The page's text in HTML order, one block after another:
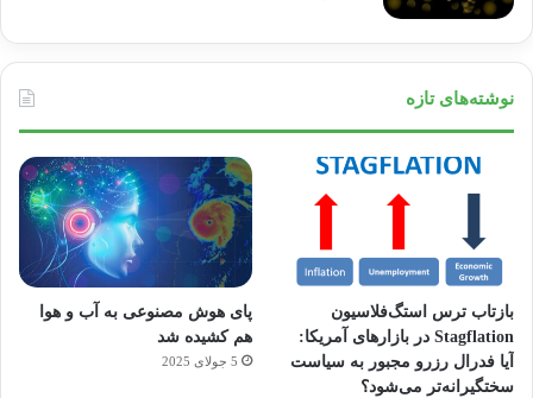
نوشته‌های تازه
بازتاب ترس استگ‌فلاسیون
Stagflation در بازارهای آمریکا:
آیا فدرال رزرو مجبور به سیاست
سختگیرانه‌تر می‌شود؟
پای هوش مصنوعی به آب و هوا
هم کشیده شد
5 جولای 2025